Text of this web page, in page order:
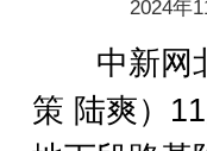
2024年
中新网
策 陆爽）